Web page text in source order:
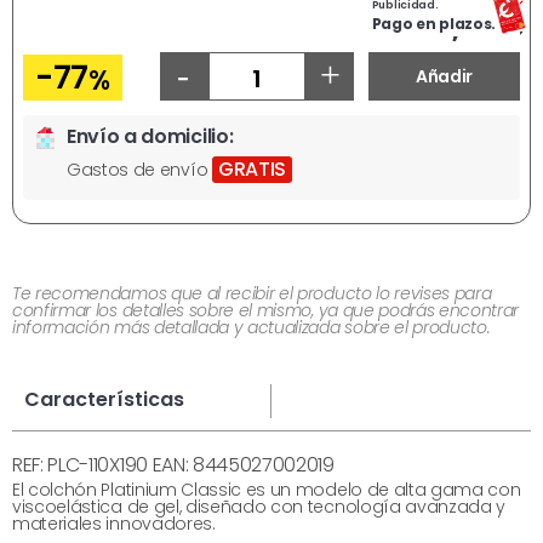
-77%
Ahora
249,99€
Publicidad.
Pago en plazos.
- + Añadir
Envío a domicilio:
Gastos de envío GRATIS
Te recomendamos que al recibir el producto lo revises para
confirmar los detalles sobre el mismo, ya que podrás encontrar
información más detallada y actualizada sobre el producto.
Características
REF: PLC-110X190 EAN: 8445027002019
El colchón Platinium Classic es un modelo de alta gama con
viscoelástica de gel, diseñado con tecnología avanzada y
materiales innovadores.